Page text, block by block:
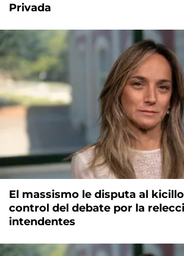
Privada
El massismo le disputa al
control del debate por la
intendentes